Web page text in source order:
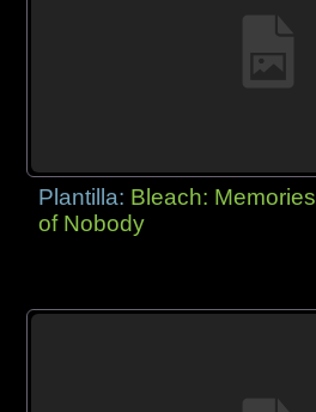
Plantilla: Bleach: Memories
of Nobody